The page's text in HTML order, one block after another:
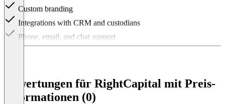
Custom branding
Integrations with CRM and custodians
Phone, email, and chat support
Bewertungen für RightCapital mit Preis-
Informationen (0)